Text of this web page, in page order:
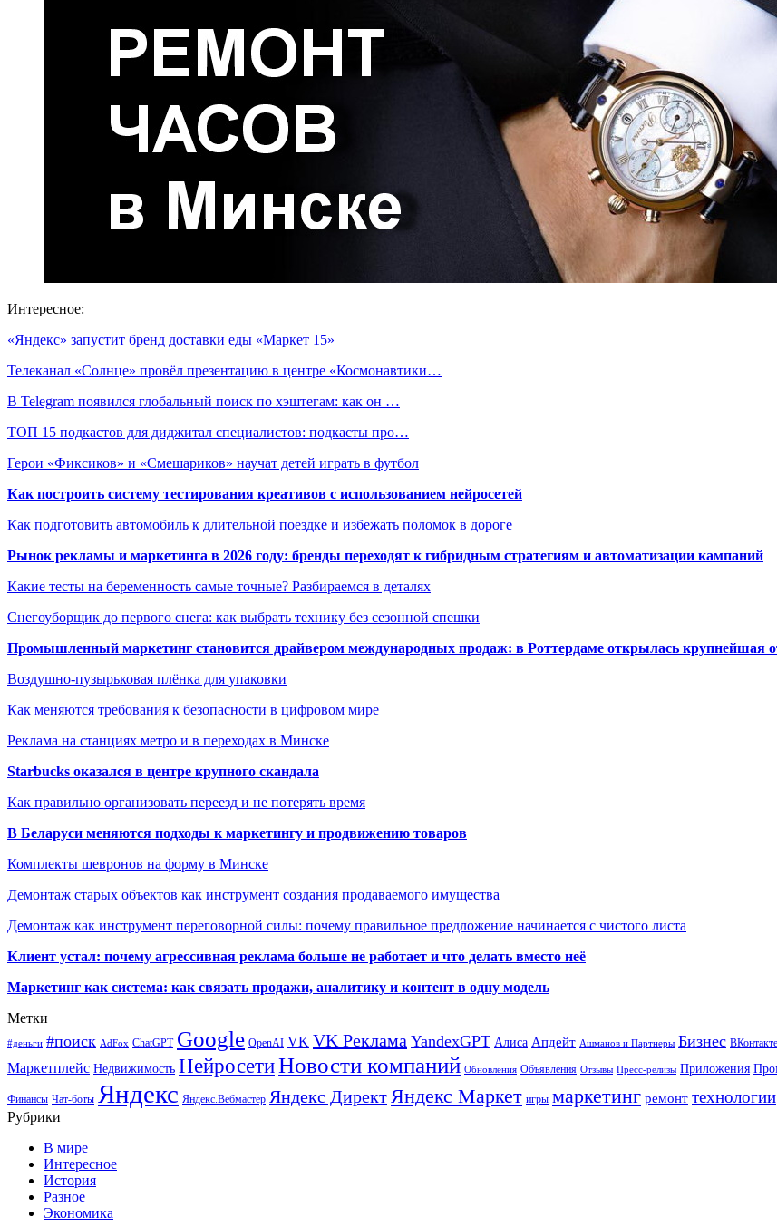
Интересное:
«Яндекс» запустит бренд доставки еды «Маркет 15»
Телеканал «Солнце» провёл презентацию в центре «Космонавтики…
В Telegram появился глобальный поиск по хэштегам: как он …
ТОП 15 подкастов для диджитал специалистов: подкасты про…
Герои «Фиксиков» и «Смешариков» научат детей играть в футбол
Как построить систему тестирования креативов с использованием нейросетей
Как подготовить автомобиль к длительной поездке и избежать поломок в дороге
Рынок рекламы и маркетинга в 2026 году: бренды переходят к гибридным стратегиям и автоматизации кампаний
Какие тесты на беременность самые точные? Разбираемся в деталях
Снегоуборщик до первого снега: как выбрать технику без сезонной спешки
Промышленный маркетинг становится драйвером международных продаж: в Роттердаме открылась крупнейшая
Воздушно-пузырьковая плёнка для упаковки
Как меняются требования к безопасности в цифровом мире
Реклама на станциях метро и в переходах в Минске
Starbucks оказался в центре крупного скандала
Как правильно организовать переезд и не потерять время
В Беларуси меняются подходы к маркетингу и продвижению товаров
Комплекты шевронов на форму в Минске
Демонтаж старых объектов как инструмент создания продаваемого имущества
Демонтаж как инструмент переговорной силы: почему правильное предложение начинается с чистого листа
Клиент устал: почему агрессивная реклама больше не работает и что делать вместо неё
Маркетинг как система: как связать продажи, аналитику и контент в одну модель
Метки
#деньги #поиск AdFox ChatGPT Google OpenAI VK VK Реклама YandexGPT Алиса Апдейт Ашманов и Партнеры Бизнес ВКонтакте
Маркетплейс Недвижимость НейросетиНовости компаний Обновления Объявления Отзывы Пресс-релизы Приложения
Финансы Чат-боты Яндекс Яндекс.Вебмастер Яндекс Директ Яндекс Маркет игры маркетинг ремонт технологии
Рубрики
В мире
Интересное
История
Разное
Экономика